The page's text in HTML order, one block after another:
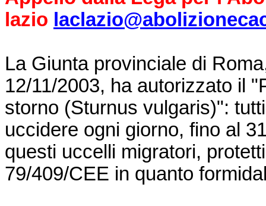
lazio
La Giunta provinciale di
12/11/2003, ha autorizzato il
storno (Sturnus vulgaris)":
uccidere ogni giorno, fino al
questi uccelli migratori,
79/409/CEE in quanto